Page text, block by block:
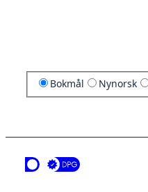
Bokmål Nynorsk